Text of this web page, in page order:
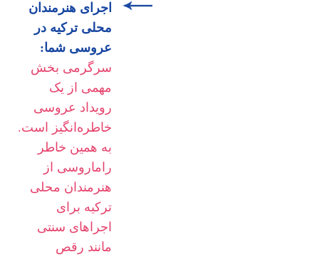
اجرای هنرمندان
محلی ترکیه در
عروسی شما:
سرگرمی بخش
مهمی از یک
رویداد عروسی
خاطره‌انگیز است.
به همین خاطر
راماروسی از
هنرمندان محلی
ترکیه برای
اجراهای سنتی
مانند رقص